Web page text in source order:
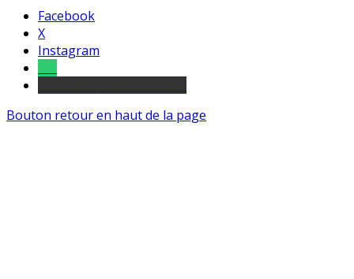
Facebook
X
Instagram
Bouton retour en haut de la page